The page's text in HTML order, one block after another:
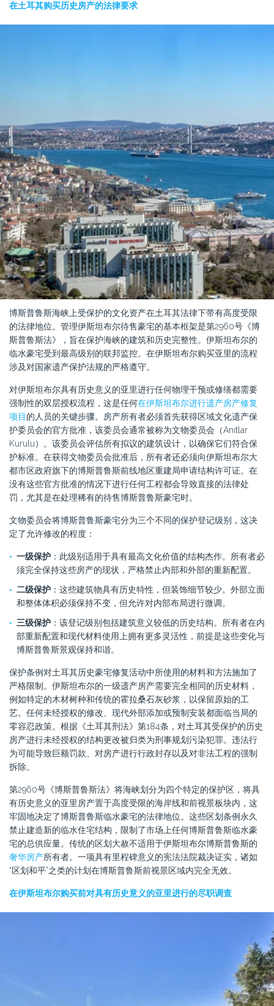
在土耳其购买历史房产的法律要求
博斯普鲁斯海峡上受保护的文化资产在土耳其法律下带有高度受限
的法律地位。管理伊斯坦布尔待售豪宅的基本框架是第2960号《博
斯普鲁斯法》，旨在保护海峡的建筑和历史完整性。伊斯坦布尔的
临水豪宅受到最高级别的联邦监控。在伊斯坦布尔购买亚里的流程
涉及对国家遗产保护法规的严格遵守。
对伊斯坦布尔具有历史意义的亚里进行任何物理干预或修缮都需要
强制性的双层授权流程，这是任何在伊斯坦布尔进行遗产房产修复
项目 的人员的关键步骤。房产所有者必须首先获得区域文化遗产保
护委员会的官方批准，该委员会通常被称为文物委员会（Anıtlar
Kurulu）。该委员会评估所有拟议的建筑设计，以确保它们符合保
护标准。在获得文物委员会批准后，所有者还必须向伊斯坦布尔大
都市区政府旗下的博斯普鲁斯前线地区重建局申请结构许可证。在
没有这些官方批准的情况下进行任何工程都会导致直接的法律处
罚，尤其是在处理稀有的待售博斯普鲁斯豪宅时。
文物委员会将博斯普鲁斯豪宅分为三个不同的保护登记级别，这决
定了允许修改的程度：
一级保护 ：此级别适用于具有最高文化价值的结构杰作。所有者必
须完全保持这些房产的现状，严格禁止内部和外部的重新配置。
二级保护 ：这些建筑物具有历史特性，但装饰细节较少。外部立面
和整体体积必须保持不变，但允许对内部布局进行微调。
三级保护 ：该登记级别包括建筑意义较低的历史结构。所有者在内
部重新配置和现代材料使用上拥有更多灵活性，前提是这些变化与
博斯普鲁斯景观保持和谐。
保护条例对土耳其历史豪宅修复活动中所使用的材料和方法施加了
严格限制。伊斯坦布尔的一级遗产房产需要完全相同的历史材料，
例如特定的木材树种和传统的霍拉桑石灰砂浆，以保留原始的工
艺。任何未经授权的修改、现代外部添加或预制安装都面临当局的
零容忍政策。根据《土耳其刑法》第184条，对土耳其受保护的历史
房产进行未经授权的结构更改被归类为刑事规划污染犯罪。违法行
为可能导致巨额罚款、对房产进行行政封存以及对非法工程的强制
拆除。
第2960号《博斯普鲁斯法》将海峡划分为四个特定的保护区，将具
有历史意义的亚里房产置于高度受限的海岸线和前视景板块内，这
牢固地决定了博斯普鲁斯临水豪宅的法律地位。这些区划条例永久
禁止建造新的临水住宅结构，限制了市场上任何博斯普鲁斯临水豪
宅的总供应量。传统的区划大赦不适用于伊斯坦布尔博斯普鲁斯的
奢华房产所有者。一项具有里程碑意义的宪法法院裁决证实，诸如
“区划和平”之类的计划在博斯普鲁斯前视景区域内完全无效。
在伊斯坦布尔购买前对具有历史意义的亚里进行的尽职调查